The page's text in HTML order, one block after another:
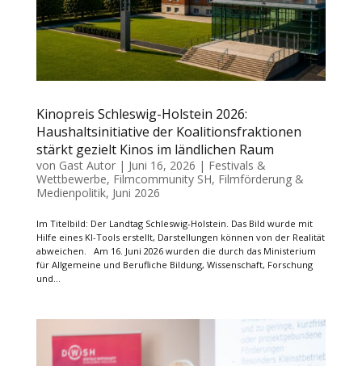
Kinopreis Schleswig-Holstein 2026:
Haushaltsinitiative der Koalitionsfraktionen
stärkt gezielt Kinos im ländlichen Raum
von Gast Autor| Juni 16, 2026 | Festivals &
Wettbewerbe, Filmcommunity SH, Filmförderung &
Medienpolitik, Juni 2026
Im Titelbild: Der Landtag Schleswig-Holstein. Das Bild wurde mit
Hilfe eines KI-Tools erstellt, Darstellungen können von der Realität
abweichen. Am 16. Juni 2026 wurden die durch das Ministerium
für Allgemeine und Berufliche Bildung, Wissenschaft, Forschung
und...